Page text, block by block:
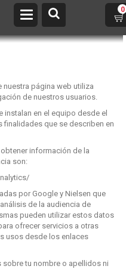
0
nuestra página web utiliza
de nuestros usuarios.
en el equipo desde el
finalidades que se describen en
información de la
son:
por Google y Nielsen que
de la audiencia de
pueden utilizar estos datos
ofrecer servicios a otras
usos desde los enlaces
tu nombre o apellidos ni